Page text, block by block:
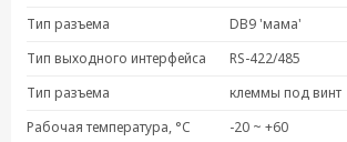
Тип разъема
DB9 'мама'
Тип выходного интерфейса
RS-422/485
Тип разъема
клеммы под винт
Рабочая температура, °C
-20 ~ +60